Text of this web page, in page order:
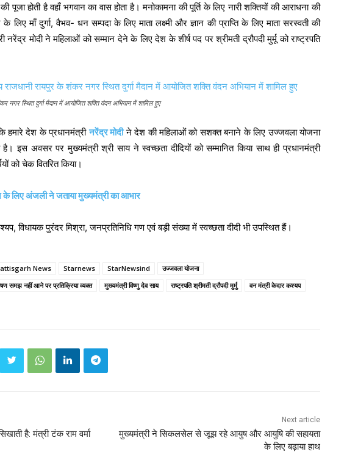
पूजा होती है वहाँ भगवान का वास होता है। मनोकामना की पूर्ति के लिए नारी शक्तियों की आराधना की
माँ दुर्गा, वैभव- धन सम्पदा के लिए माता लक्ष्मी और ज्ञान की प्राप्ति के लिए माता सरस्वती की
नरेंद्र मोदी ने महिलाओं को सम्मान देने के लिए देश के शीर्ष पद पर श्रीमती द्रौपदी मुर्मू को राष्ट्रपति
नगर स्थित दुर्गा मैदान में आयोजित शक्ति वंदन अभियान में शामिल हुए
हमारे देश के प्रधानमंत्रीनरेंद्र मोदीने देश की महिलाओं को सशक्त बनाने के लिए उज्जवला योजना
है। इस अवसर पर मुख्यमंत्री श्री साय ने स्वच्छता दीदियों को सम्मानित किया साथ ही प्रधानमंत्री
को चेक वितरित किया।
लिए अंजली ने जताया मुख्यमंत्री का आभार
विधायक पुरंदर मिश्रा, जनप्रतिनिधि गण एवं बड़ी संख्या में स्वच्छता दीदी भी उपस्थित हैं।
News Starnews StarNewsind
उज्जवला योजना
समझ नहीं आने पर प्रतिक्रिया व्यक्त
मुख्यमंत्री विष्णु देव साय राष्ट्रपति श्रीमती द्रौपदी मुर्मु
वन मंत्री केदार कश्यप
है: मंत्री टंक राम वर्मा
Next article
मुख्यमंत्री ने सिकलसेल से जूझ रहे आयुष और आयुषि की सहायता
के लिए बढ़ाया हाथ